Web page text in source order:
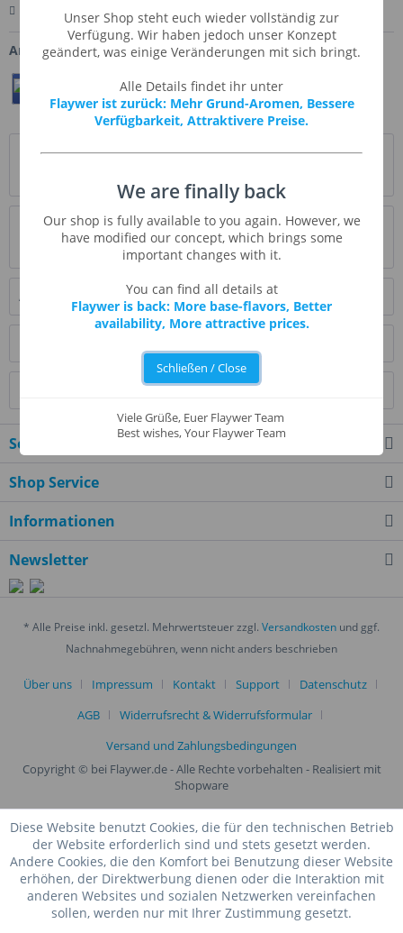
Merken Bewerten Fragen zum Artikel
Artikel-Nr.: SSA-YUZU
Twittern Pin It
Beschreibung
Bewertungen
0
Bewertungen lesen, schreiben und diskutieren...
Ähnliche Artikel
Kunden haben sich ebenfalls angesehen
Service Hotline
Shop Service
Informationen
Newsletter
* Alle Preise inkl. gesetzl. Mehrwertsteuer zzgl. Versandkosten und ggf.
Nachnahmegebühren, wenn nicht anders beschrieben
Über uns Impressum Kontakt Support
Datenschutz
AGB
Widerrufsrecht & Widerrufsformular
Versand und Zahlungsbedingungen
Copyright © bei Flaywer.de - Alle Rechte vorbehalten - Realisiert mit
Shopware
Diese Website benutzt Cookies, die für den technischen Betrieb
der Website erforderlich sind und stets gesetzt werden.
Andere Cookies, die den Komfort bei Benutzung dieser Website
erhöhen, der Direktwerbung dienen oder die Interaktion mit
anderen Websites und sozialen Netzwerken vereinfachen
sollen, werden nur mit Ihrer Zustimmung gesetzt.
Unser Shop steht euch wieder vollständig zur
Verfügung. Wir haben jedoch unser Konzept
geändert, was einige Veränderungen mit sich bringt.
Alle Details findet ihr unter
Flaywer ist zurück: Mehr Grund-Aromen, Bessere
Verfügbarkeit, Attraktivere Preise.
We are finally back
Our shop is fully available to you again. However, we
have modified our concept, which brings some
important changes with it.
You can find all details at
Flaywer is back: More base-flavors, Better
availability, More attractive prices.
Schließen / Close
Viele Grüße, Euer Flaywer Team
Best wishes, Your Flaywer Team